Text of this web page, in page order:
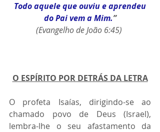
Todo aquele que ouviu e aprendeu
do Pai vem a Mim.”
(Evangelho de João 6:45)
O ESPÍRITO POR DETRÁS DA LETRA
O profeta Isaías, dirigindo-se ao
chamado povo de Deus (Israel),
lembra-lhe o seu afastamento da